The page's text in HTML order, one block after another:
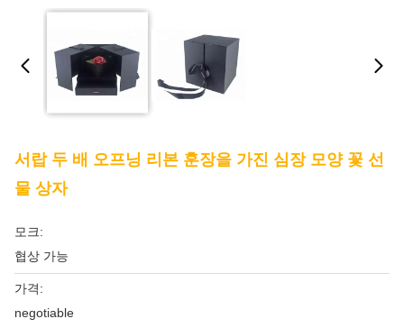
서랍 두 배 오프닝 리본 훈장을 가진 심장 모양 꽃 선
물 상자
모크:
협상 가능
가격:
negotiable